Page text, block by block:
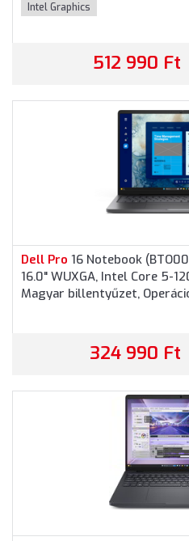
Intel Graphics
512 990 Ft
Dell Pro 16 Notebook
16.0" WUXGA, Intel Core 5-
Magyar billentyűzet,
324 990 Ft